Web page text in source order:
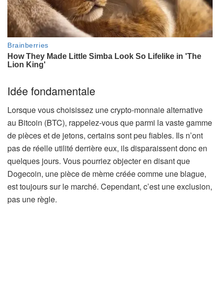
Idée fondamentale
Lorsque vous choisissez une crypto-monnaie alternative
au Bitcoin (BTC), rappelez-vous que parmi la vaste gamme
de pièces et de jetons, certains sont peu fiables. Ils n’ont
pas de réelle utilité derrière eux, ils disparaissent donc en
quelques jours. Vous pourriez objecter en disant que
Dogecoin, une pièce de mème créée comme une blague,
est toujours sur le marché. Cependant, c’est une exclusion,
pas une règle.